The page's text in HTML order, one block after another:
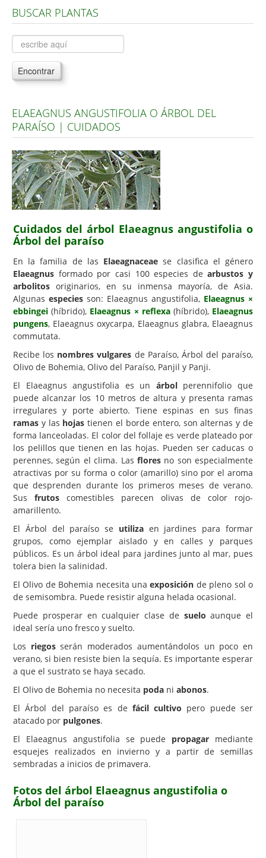
Árboles, Cicas y Palmeras de la G a la Z
Plantas Anuales y Perennes
Plantas Bulbosas y Acuáticas
Plantas de Interior
Plantas Aromáticas y de Huerto
Plantas Carnívoras y Orquídeas
Consejos
Hemisferio Norte
Hemisferio Sur
Enfermedades
Animales
Hongos
Carencias
Fotos
Flores y Plantas
Arbustos y Trepadoras
Cactus y Suculentas
BUSCAR PLANTAS
Encontrar
ELAEAGNUS ANGUSTIFOLIA O ÁRBOL DEL
PARAÍSO | CUIDADOS
Cuidados del árbol Elaeagnus angustifolia o
Árbol del paraíso
En la familia de las Elaeagnaceae se clasifica el género
Elaeagnus formado por casi 100 especies dearbustos y
arbolitos originarios, en su inmensa mayoría, de Asia.
Algunas especies son: Elaeagnus angustifolia, Elaeagnus ×
ebbingei (híbrido), Elaeagnus × reflexa(híbrido), Elaeagnus
pungens, Elaeagnus oxycarpa, Elaeagnus glabra, Elaeagnus
commutata.
Recibe los nombres vulgares de Paraíso, Árbol del paraíso,
Olivo de Bohemia, Olivo del Paraíso, Panjil y Panji.
El Elaeagnus angustifolia es un árbolperennifolio que
puede alcanzar los 10 metros de altura y presenta ramas
irregulares y porte abierto. Tiene espinas en sus finas
ramas y las hojas tienen el borde entero, son alternas y de
forma lanceoladas. El color del follaje es verde plateado por
los pelillos que tienen en las hojas. Pueden ser caducas o
perennes, según el clima. Las floresno son especialmente
atractivas por su forma o color (amarillo) sino por el aroma
que desprenden durante los primeros meses de verano.
Sus frutos comestibles parecen olivas de color rojo-
amarillento.
El Árbol del paraíso se utilizaen jardines para formar
grupos, como ejemplar aislado y en calles y parques
públicos. Es un árbol ideal para jardines junto al mar, pues
tolera bien la salinidad.
El Olivo de Bohemia necesita unaexposición de pleno sol o
de semisombra. Puede resistir alguna helada ocasional.
Puede prosperar en cualquier clase de suelo aunque el
ideal sería uno fresco y suelto.
Los riegosserán moderados aumentándolos un poco en
verano, si bien resiste bien la sequía. Es importante esperar
a que el sustrato se haya secado.
El Olivo de Bohemia no necesita poda ni abonos.
El Árbol del paraíso es de fácil cultivo pero puede ser
atacado por pulgones.
El Elaeagnus angustifolia se puede propagar mediante
esquejes realizados en invierno y a partir de semillas
sembradas a inicios de primavera.
Fotos del árbol Elaeagnus angustifolia o
Árbol del paraíso